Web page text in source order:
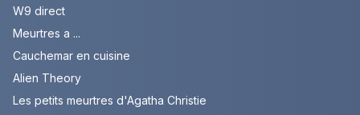
W9 direct
Meurtres a ...
Cauchemar en cuisine
Alien Theory
Les petits meurtres d'Agatha Christie